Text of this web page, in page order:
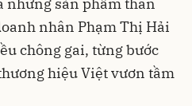
nhân Phạm Thị Hải
chông gai, từng bước
hiệu Việt vươn tầm